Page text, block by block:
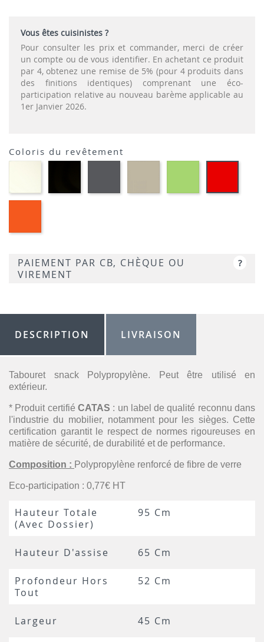
Vous êtes cuisinistes ?
Pour consulter les prix et commander, merci de créer
un compte ou de vous identifier. En achetant ce produit
par 4, obtenez une remise de 5% (pour 4 produits dans
des finitions identiques) comprenant une éco-
participation relative au nouveau barème applicable au
1er Janvier 2026.
Coloris du revêtement
Blanc
Vert
Rouge
PAIEMENT PAR CB, CHÈQUE OU
VIREMENT
?
DESCRIPTION LIVRAISON
Tabouret snack Polypropylène. Peut être utilisé en
extérieur.
* Produit certifié CATAS : un label de qualité reconnu dans
l'industrie du mobilier, notamment pour les sièges. Cette
certification garantit le respect de normes rigoureuses en
matière de sécurité, de durabilité et de performance.
Composition : Polypropylène renforcé de fibre de verre
Eco-participation : 0,77€ HT
Hauteur Totale
(avec Dossier)
95 Cm
Hauteur D'assise 65 Cm
Profondeur Hors
Tout
52 Cm
Largeur 45 Cm